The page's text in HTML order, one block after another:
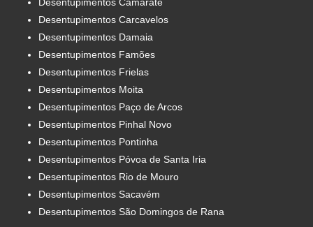
Desentupimentos Carcavelos
Desentupimentos Damaia
Desentupimentos Famões
Desentupimentos Frielas
Desentupimentos Moita
Desentupimentos Paço de Arcos
Desentupimentos Pinhal Novo
Desentupimentos Pontinha
Desentupimentos Póvoa de Santa Iria
Desentupimentos Rio de Mouro
Desentupimentos Sacavém
Desentupimentos São Domingos de Rana